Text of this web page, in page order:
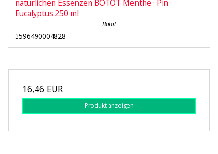
natürlichen Essenzen BOTOT Menthe · Pin ·
Eucalyptus 250 ml
Botot
3596490004828
16,46 EUR
Produkt anzeigen